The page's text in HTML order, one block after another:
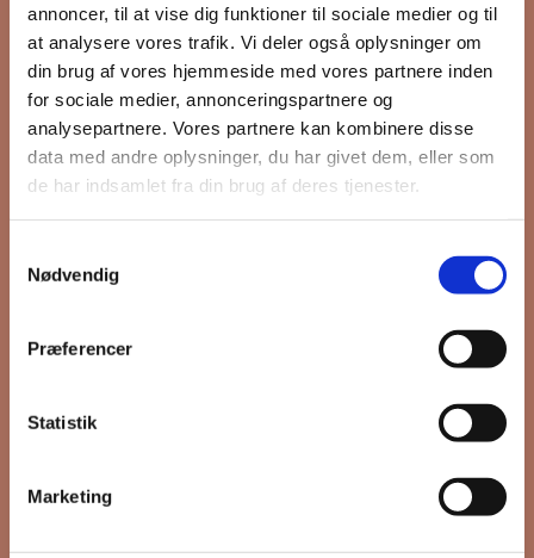
annoncer, til at vise dig funktioner til sociale medier og til
at analysere vores trafik. Vi deler også oplysninger om
din brug af vores hjemmeside med vores partnere inden
for sociale medier, annonceringspartnere og
analysepartnere. Vores partnere kan kombinere disse
data med andre oplysninger, du har givet dem, eller som
de har indsamlet fra din brug af deres tjenester.
Nødvendig
Præferencer
Statistik
Marketing
Hold dig opdateret på hvad der sker
på Grønttorvet. I vores nyhedsbrev
sender vi blandt andet invitation til
VIP Åbent Hus, når vi sætter nye
boliger til salg og udlejning, så du